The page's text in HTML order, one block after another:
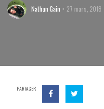
Nathan Gain 27 mars, 2018
PARTAGER